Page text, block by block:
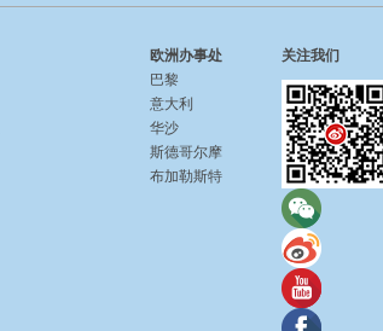
欧洲办事处
巴黎
意大利
华沙
斯德哥尔摩
布加勒斯特
关注我们